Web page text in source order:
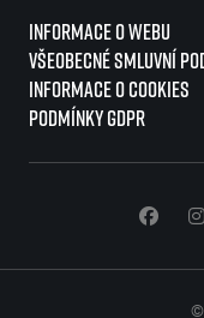
Informace o webu
Všeobecné smluvní
Informace o cookies
Podmínky GDPR
©